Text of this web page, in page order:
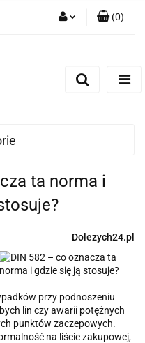
(0)
ta norma i
Dolezych24.pl
przy podnoszeniu
lin czy awarii potężnych
punktów zaczepowych.
na liście zakupowej,